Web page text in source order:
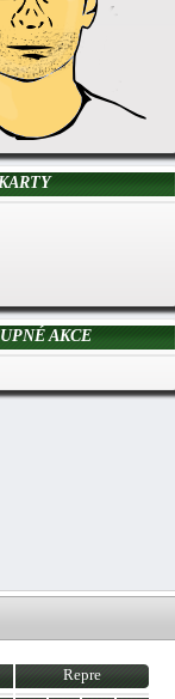
AKCE
Repre